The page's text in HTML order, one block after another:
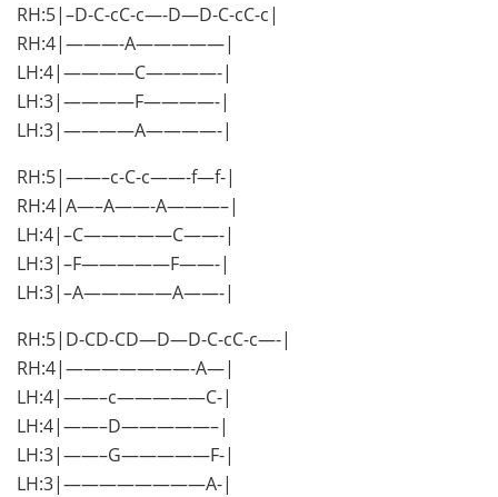
RH:5|–D-C-cC-c—-D—D-C-cC-c|
RH:4|———-A—————|
LH:4|————C————-|
LH:3|————F————-|
LH:3|————A————-|
RH:5|——–c-C-c——-f—f-|
RH:4|A—–A——-A———–|
LH:4|–C—————C——-|
LH:3|–F—————F——-|
LH:3|–A—————A——-|
RH:5|D-CD-CD—D—D-C-cC-c—-|
RH:4|———————-A—|
LH:4|——–c—————C-|
LH:4|——–D—————–|
LH:3|——–G—————F-|
LH:3|————————A-|